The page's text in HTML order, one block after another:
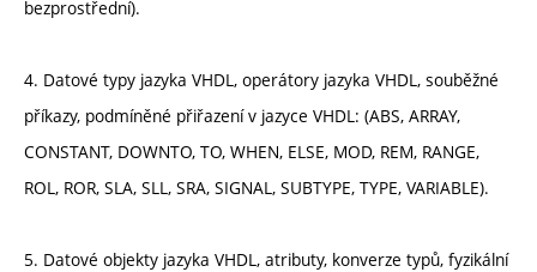
bezprostřední).
4. Datové typy jazyka VHDL, operátory jazyka VHDL, souběžné
příkazy, podmíněné přiřazení v jazyce VHDL: (ABS, ARRAY,
CONSTANT, DOWNTO, TO, WHEN, ELSE, MOD, REM, RANGE,
ROL, ROR, SLA, SLL, SRA, SIGNAL, SUBTYPE, TYPE, VARIABLE).
5. Datové objekty jazyka VHDL, atributy, konverze typů, fyzikální